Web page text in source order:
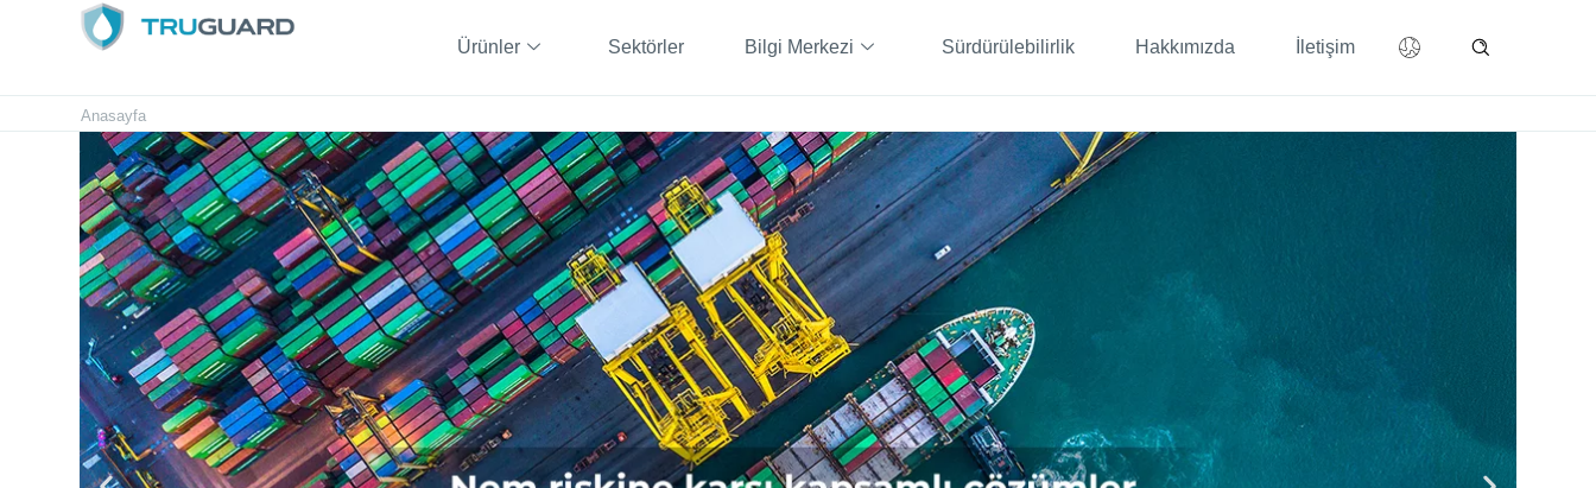
Ürünler Sektörler Bilgi Merkezi Sürdürülebilirlik Hakkımızda İletişim
Anasayfa